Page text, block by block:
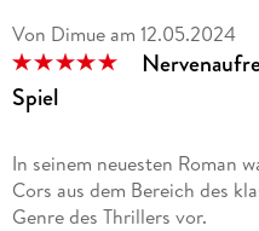
Von Dimue am 12.05.2024
Spiel
In seinem neuesten Roman
Cors aus dem Bereich des
Genre des Thrillers vor.